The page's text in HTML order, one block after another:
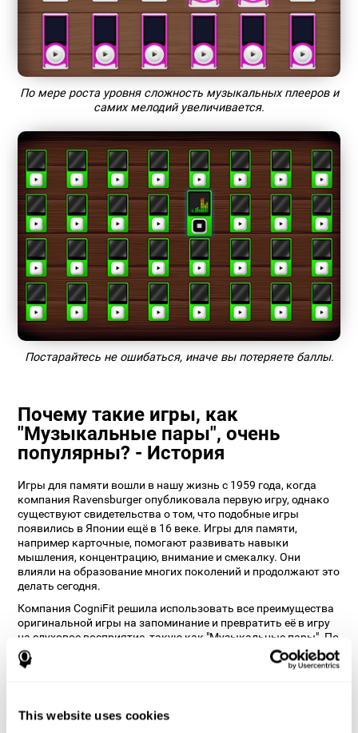
This website uses cookies
По мере роста уровня сложность музыкальных плееров и
самих мелодий увеличивается.
Постарайтесь не ошибаться, иначе вы потеряете баллы.
Почему такие игры, как
"Музыкальные пары", очень
популярны? - История
Игры для памяти вошли в нашу жизнь с 1959 года, когда
компания Ravensburger опубликовала первую игру, однако
существуют свидетельства о том, что подобные игры
появились в Японии ещё в 16 веке. Игры для памяти,
например карточные, помогают развивать навыки
мышления, концентрацию, внимание и смекалку. Они
влияли на образование многих поколений и продолжают это
делать сегодня.
Компания CogniFit решила использовать все преимущества
оригинальной игры на запоминание и превратить её в игру
на слуховое восприятие, такую как "Музыкальные пары". По
мнению наших нейропсихологов, это не только придаёт игре
важную "изюминку", но и помогает пользователю
Как игра "Музыкальные пары"